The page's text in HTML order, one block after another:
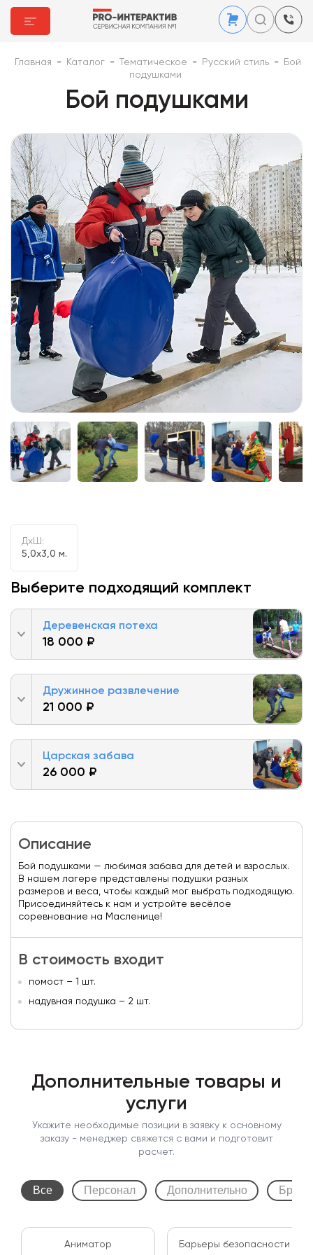
Главная - Каталог - Тематическое - Русский стиль -
Бой
подушками
Бой подушками
ДxШ:
5,0x3,0 м.
Выберите подходящий комплект
Деревенская потеха
18 000 ₽
Дружинное развлечение
21 000 ₽
Царская забава
26 000 ₽
Описание
Бой подушками — любимая забава для детей и взрослых.
В нашем лагере представлены подушки разных
размеров и веса, чтобы каждый мог выбрать подходящую.
Присоединяйтесь к нам и устройте весёлое
соревнование на Масленице!
В стоимость входит
помост – 1 шт.
надувная подушка – 2 шт.
Дополнительные товары и
услуги
Укажите необходимые позиции в заявку к основному
заказу - менеджер свяжется с вами и подготовит
расчет.
Все Персонал Дополнительно
Аниматор Барьеры безопасности